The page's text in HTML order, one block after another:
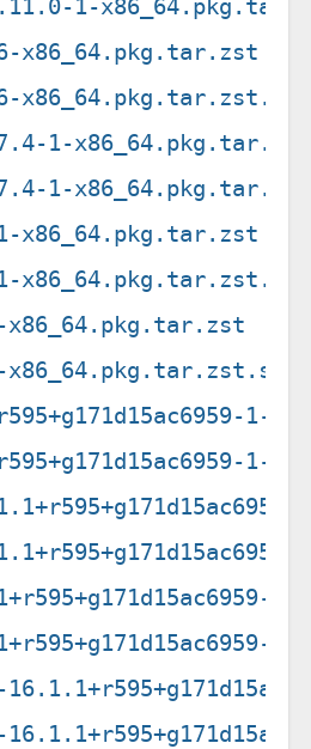
1-
x86_64.pkg.tar.zst
x86_64.pkg.tar.zst.sig
1-x86_64.pkg.tar.zst
1-
x86_64.pkg.tar.zst
x86_64.pkg.tar.zst.sig
1-
1-